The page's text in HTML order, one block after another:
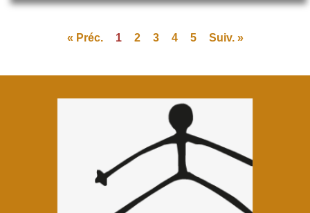
« Préc. 1 2 3 4 5 Suiv. »